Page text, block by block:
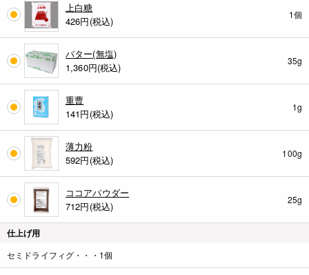
上白糖
426円(税込)
1個
バター(無塩)
1,360円(税込)
35g
重曹
141円(税込)
1g
薄力粉
592円(税込)
100g
ココアパウダー
712円(税込)
25g
仕上げ用
セミドライフィグ・・・1個